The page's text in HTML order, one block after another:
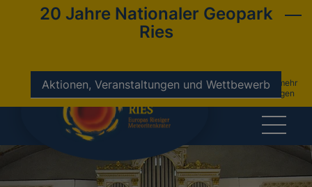
20 Jahre Nationaler Geopark
Ries
Aktionen, Veranstaltungen und Wettbewerbnicht mehr
anzeigen